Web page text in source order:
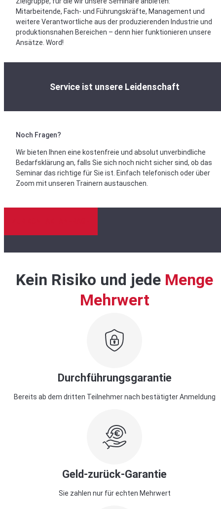
Mitarbeitende, Fach- und Führungskräfte, Management und
weitere Verantwortliche aus der produzierenden Industrie und
produktionsnahen Bereichen – denn hier funktionieren unsere
Ansätze. Word!
Service ist unsere Leidenschaft
Noch Fragen?
Wir bieten Ihnen eine kostenfreie und absolut unverbindliche
Bedarfsklärung an, falls Sie sich noch nicht sicher sind, ob das
Seminar das richtige für Sie ist. Einfach telefonisch oder über
Zoom mit unseren Trainern austauschen.
Kein Risiko und jede Menge
Mehrwert
Durchführungsgarantie
Bereits ab dem dritten Teilnehmer nach bestätigter Anmeldung
Geld-zurück-Garantie
Sie zahlen nur für echten Mehrwert